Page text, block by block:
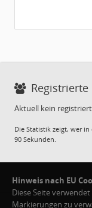
Aktuell kein
Die Statistik zeigt, wer
90 Sekunden.
Hinweis nach EU
Diese Seite
Markierungen zu